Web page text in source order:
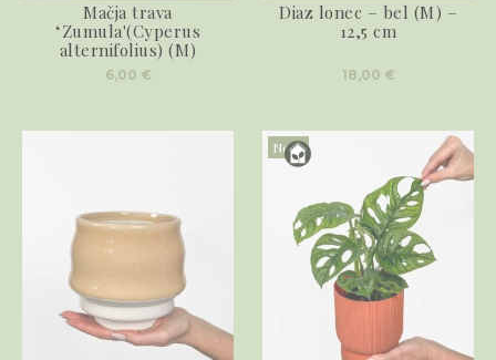
Mačja trava
‘Zumula'(Cyperus
alternifolius) (M)
6,00 €
Diaz lonec – bel (M) –
12,5 cm
18,00 €
Novo